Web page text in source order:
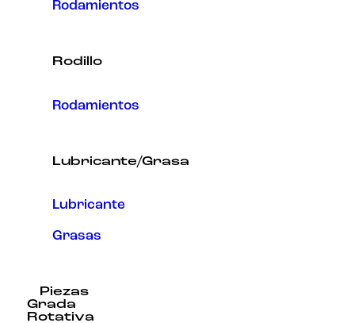
Rodamientos
Rodillo
Rodamientos
Lubricante/Grasa
Lubricante
Grasas
Piezas
Grada
Rotativa